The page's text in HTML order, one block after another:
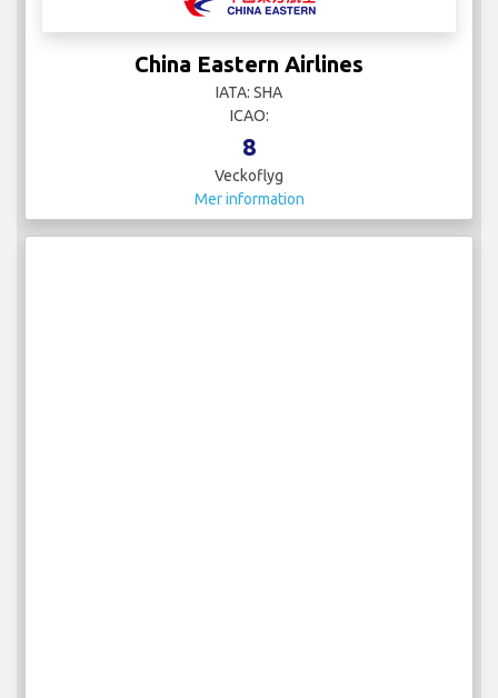
China Eastern Airlines
IATA: SHA
ICAO:
8
Veckoflyg
Mer information